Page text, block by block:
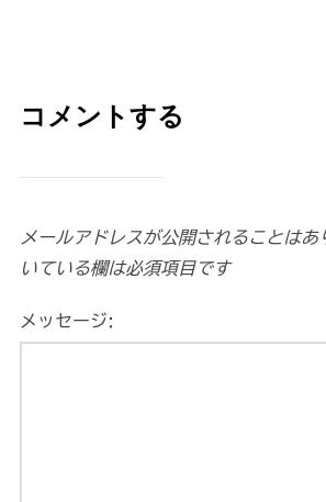
コメントする
メールアドレスが公開されることはあ
いている欄は必須項目です
メッセージ: